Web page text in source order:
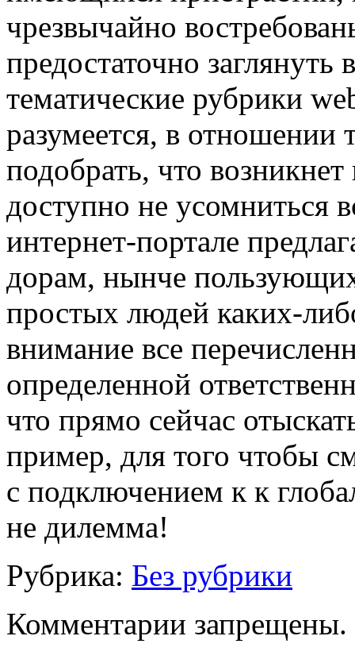
чрезвычайно
предостаточно заглянуть
тематические рубрики
разумеется, в отношении
подобрать, что
доступно не усомниться
интернет-портале
дорам, нынче
простых людей каких-
внимание все
определенной
что прямо сейчас
пример, для того чтобы
с подключением к к
не дилемма!
Рубрика: Без рубрики
Комментарии запрещены.